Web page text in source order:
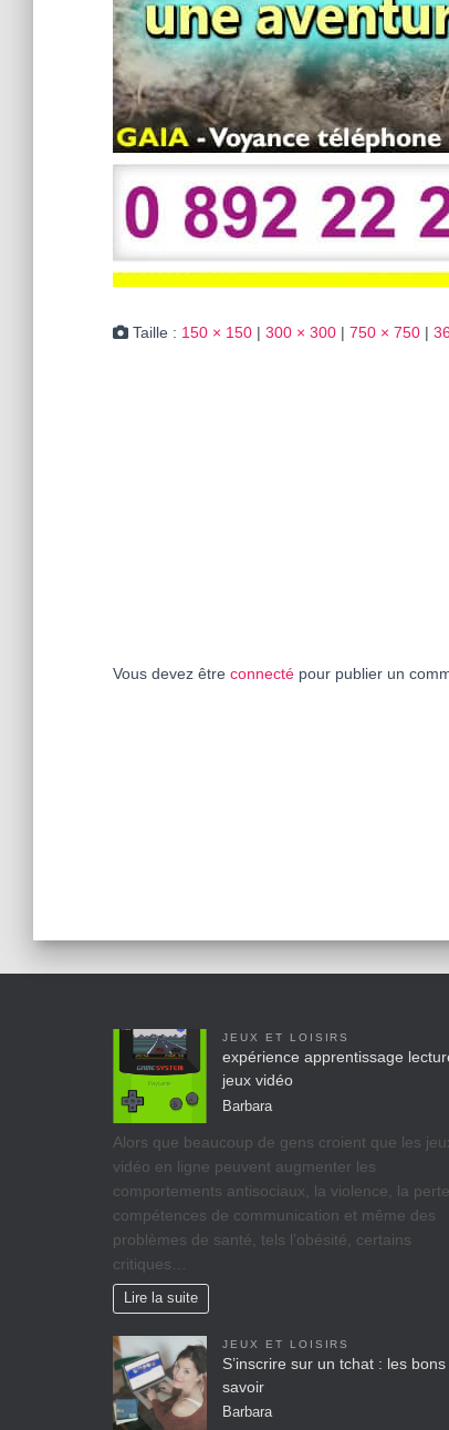
Taille : 150 × 150 | 300 × 300 | 750 × 750 |
Vous devez être connecté pour publier un
JEUX ET LOISIRS
expérience apprentissage
jeux vidéo
Barbara
Alors que beaucoup de gens croient que les
vidéo en ligne peuvent augmenter les
comportements antisociaux, la violence, la
compétences de communication et même des
problèmes de santé, tels l’obésité, certains
critiques…
Lire la suite
JEUX ET LOISIRS
S’inscrire sur un tchat : les bons
savoir
Barbara